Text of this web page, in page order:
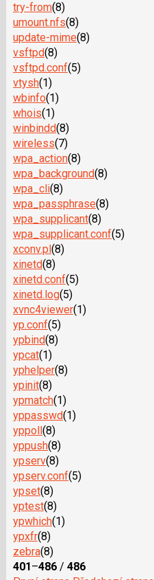
try-from(8)
umount.nfs(8)
update-mime(8)
vsftpd(8)
vsftpd.conf(5)
vtysh(1)
wbinfo(1)
whois(1)
winbindd(8)
wireless(7)
wpa_action(8)
wpa_background(8)
wpa_cli(8)
wpa_passphrase(8)
wpa_supplicant(8)
wpa_supplicant.conf(5)
xconv.pl (8)
xinetd(8)
xinetd.conf(5)
xinetd.log(5)
xvnc4viewer(1)
yp.conf(5)
ypbind(8)
ypcat(1)
yphelper(8)
ypinit(8)
ypmatch(1)
yppasswd(1)
yppoll (8)
yppush(8)
ypserv(8)
ypserv.conf(5)
ypset(8)
yptest(8)
ypwhich(1)
ypxfr(8)
zebra(8)
401 –486/ 486